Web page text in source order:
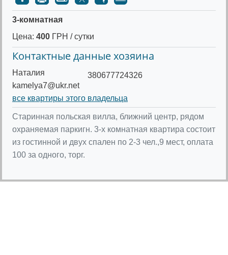
3-комнатная
Цена: 400 ГРН / сутки
Контактные данные хозяина
Наталия
kamelya7@ukr.net
380677724326
все квартиры этого владельца
Старинная польская вилла, ближний центр, рядом
охраняемая паркигн. 3-х комнатная квартира состоит
из гостинной и двух спален по 2-3 чел.,9 мест, оплата
100 за одного, торг.